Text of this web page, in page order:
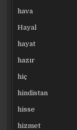
hava
Hayal
hayat
hazır
hiç
hindistan
hisse
hizmet